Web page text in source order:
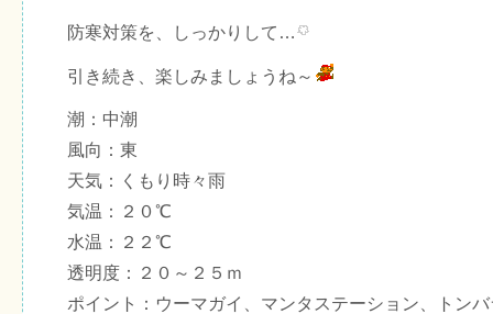
防寒対策を、しっかりして…
引き続き、楽しみましょうね～
潮：中潮
風向：東
天気：くもり時々雨
気温：２０℃
水温：２２℃
透明度：２０～２５ｍ
ポイント：ウーマガイ、マンタステーション、トンバ